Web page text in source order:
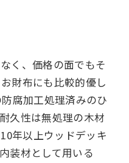
く、価格の面でもそ
財布にも比較的優し
腐加工処理済みのひ
久性は無処理の木材
年以上ウッドデッキ
装材として用いる